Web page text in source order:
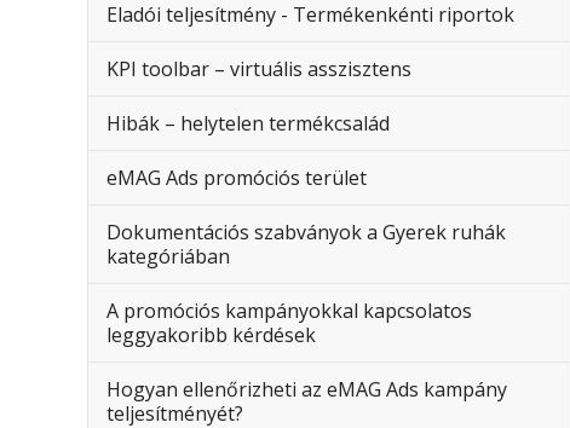
Eladói teljesítmény - Termékenkénti riportok
KPI toolbar – virtuális asszisztens
Hibák – helytelen termékcsalád
eMAG Ads promóciós terület
Dokumentációs szabványok a Gyerek ruhák
kategóriában
A promóciós kampányokkal kapcsolatos
leggyakoribb kérdések
Hogyan ellenőrizheti az eMAG Ads kampány
teljesítményét?